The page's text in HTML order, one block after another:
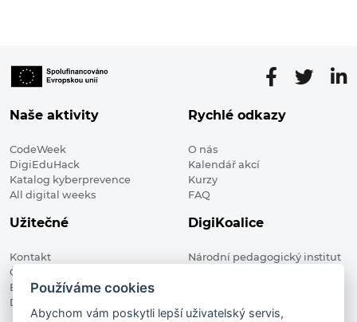
Naše aktivity
CodeWeek
DigiEduHack
Katalog kyberprevence
All digital weeks
Rychlé odkazy
O nás
Kalendář akcí
Kurzy
FAQ
Užitečné
Kontakt
Členské organizace
Blog
Digitalizace ve vzdělávání
DigiKoalice
Národní pedagogický institut
Používáme cookies
Abychom vám poskytli lepší uživatelský servis,